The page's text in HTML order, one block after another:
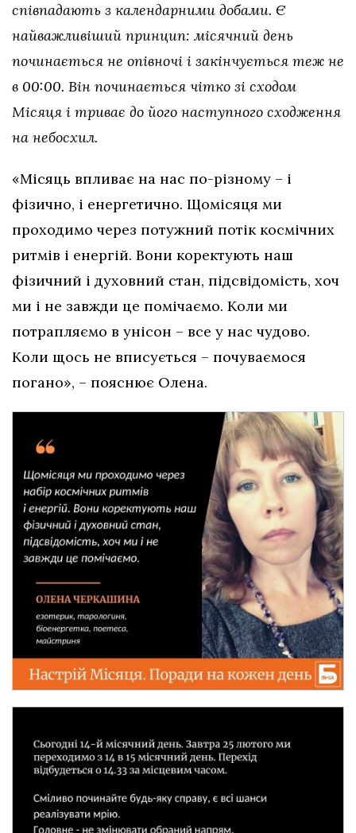
співпадають з календарними добами. Є
найважливіший принцип: місячний день
починається не опівночі і закінчується теж не
в 00:00. Він починається чітко зі сходом
Місяця і триває до його наступного сходження
на небосхил.
«Місяць впливає на нас по-різному – і
фізично, і енергетично. Щомісяця ми
проходимо через потужний потік космічних
ритмів і енергій. Вони коректують наш
фізичний і духовний стан, підсвідомість, хоч
ми і не завжди це помічаємо. Коли ми
потрапляємо в унісон – все у нас чудово.
Коли щось не вписується – почуваємося
погано», – пояснює Олена.